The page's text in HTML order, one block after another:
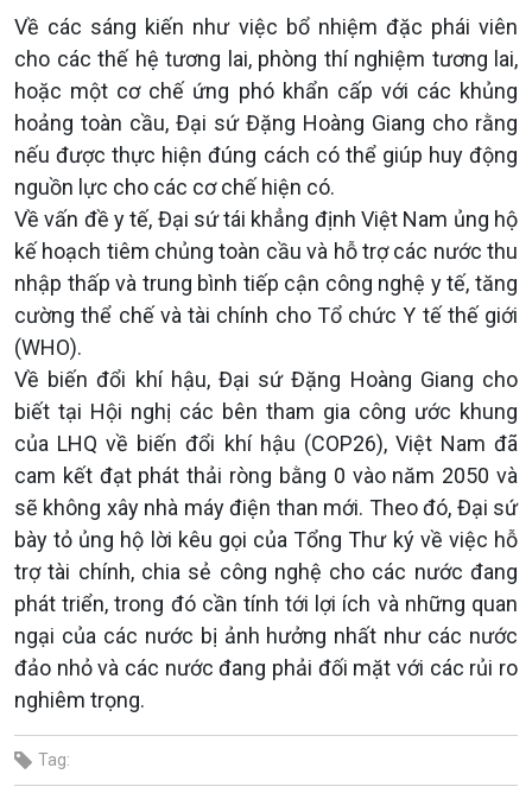
Về các sáng kiến như việc bổ nhiệm đặc phái viên
cho các thế hệ tương lai, phòng thí nghiệm tương lai,
hoặc một cơ chế ứng phó khẩn cấp với các khủng
hoảng toàn cầu, Đại sứ Đặng Hoàng Giang cho rằng
nếu được thực hiện đúng cách có thể giúp huy động
nguồn lực cho các cơ chế hiện có.
Về vấn đề y tế, Đại sứ tái khẳng định Việt Nam ủng hộ
kế hoạch tiêm chủng toàn cầu và hỗ trợ các nước thu
nhập thấp và trung bình tiếp cận công nghệ y tế, tăng
cường thể chế và tài chính cho Tổ chức Y tế thế giới
(WHO).
Về biến đổi khí hậu, Đại sứ Đặng Hoàng Giang cho
biết tại Hội nghị các bên tham gia công ước khung
của LHQ về biến đổi khí hậu (COP26), Việt Nam đã
cam kết đạt phát thải ròng bằng 0 vào năm 2050 và
sẽ không xây nhà máy điện than mới. Theo đó, Đại sứ
bày tỏ ủng hộ lời kêu gọi của Tổng Thư ký về việc hỗ
trợ tài chính, chia sẻ công nghệ cho các nước đang
phát triển, trong đó cần tính tới lợi ích và những quan
ngại của các nước bị ảnh hưởng nhất như các nước
đảo nhỏ và các nước đang phải đối mặt với các rủi ro
nghiêm trọng.
Tag: